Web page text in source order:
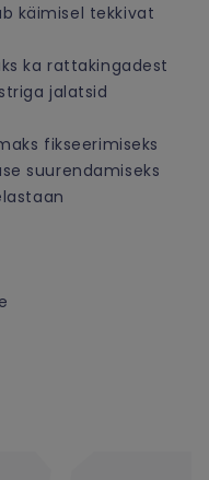
käimisel tekkivat
ka rattakingadest
jalatsid
fikseerimiseks
suurendamiseks